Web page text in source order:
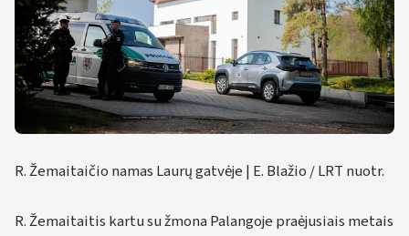
R. Žemaitaičio namas Laurų gatvėje | E. Blažio / LRT nuotr.
R. Žemaitaitis kartu su žmona Palangoje praėjusiais metais